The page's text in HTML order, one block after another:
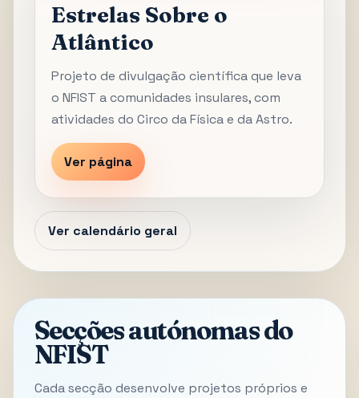
Estrelas Sobre o
Atlântico
Projeto de divulgação científica que leva
o NFIST a comunidades insulares, com
atividades do Circo da Física e da Astro.
Ver página
Ver calendário geral
Secções autónomas do
NFIST
Cada secção desenvolve projetos próprios e